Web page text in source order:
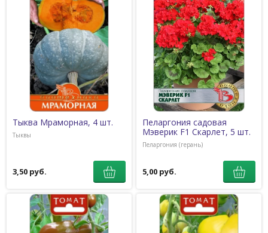
Тыква Мраморная, 4 шт.
Тыквы
3,50 руб.
Пеларгония садовая
Мэверик F1 Скарлет, 5 шт.
Пеларгония (герань)
5,00 руб.